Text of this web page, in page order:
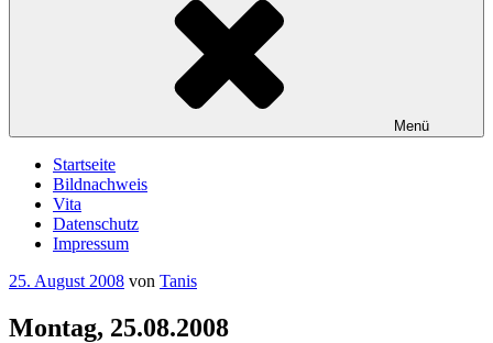
Menü
Startseite
Bildnachweis
Vita
Datenschutz
Impressum
Veröffentlicht
25. August 2008 von Tanis
Montag, 25.08.2008